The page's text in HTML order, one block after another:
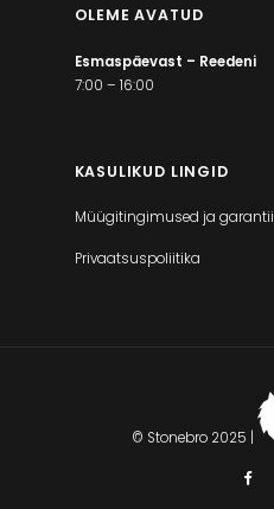
OLEME AVATUD
Esmaspäevast – Reedeni
7:00 – 16:00
KASULIKUD LINGID
Müügitingimused ja garantii
Privaatsuspoliitika
© Stonebro 2025 |